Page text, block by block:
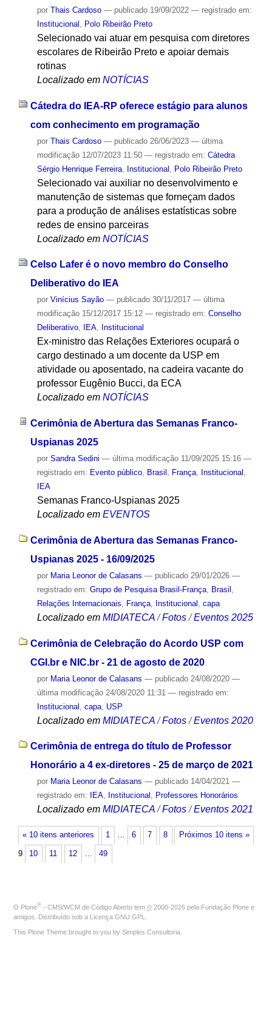
por Thais Cardoso — publicado19/09/2022 — registrado em:
Institucional , Polo Ribeirão Preto
Selecionado vai atuar em pesquisa com diretores
escolares de Ribeirão Preto e apoiar demais
rotinas
Localizado em NOTÍCIAS
Cátedra do IEA-RP oferece estágio para alunos
com conhecimento em programação
por Thais Cardoso — publicado26/06/2023 — última
modificação12/07/2023 11:50 — registrado em: Cátedra
Sérgio Henrique Ferreira, Institucional Polo Ribeirão Preto
Selecionado vai auxiliar no desenvolvimento e
manutenção de sistemas que forneçam dados
para a produção de análises estatísticas sobre
redes de ensino parceiras
Localizado em NOTÍCIAS
Celso Lafer é o novo membro do Conselho
Deliberativo do IEA
por Vinícius Sayão — publicado30/11/2017 — última
modificação15/12/2017 15:12 — registrado em: Conselho
Deliberativo, IEA, Institucional
Ex-ministro das Relações Exteriores ocupará o
cargo destinado a um docente da USP em
atividade ou aposentado, na cadeira vacante do
professor Eugênio Bucci, da ECA
Localizado em NOTÍCIAS
Cerimônia de Abertura das Semanas Franco-
Uspianas 2025
por Sandra Sedini — última modificação11/09/2025 15:16 —
registrado em: Evento público, Brasil , França, Institucional ,
IEA
Semanas Franco-Uspianas 2025
Localizado em EVENTOS
Cerimônia de Abertura das Semanas Franco-
Uspianas 2025 - 16/09/2025
por Maria Leonor de Calasans — publicado29/01/2026 —
registrado em: Grupo de Pesquisa Brasil-França, Brasil
Relações Internacionais
França, Institucional capa
Localizado em MIDIATECA /Fotos /Eventos 2025
Cerimônia de Celebração do Acordo USP com
CGI.br e NIC.br - 21 de agosto de 2020
por Maria Leonor de Calasans — publicado24/08/2020 —
última modificação24/08/2020 11:31 — registrado em:
Institucional capa, USP
Localizado em MIDIATECA /Fotos /Eventos 2020
Cerimônia de entrega do título de Professor
Honorário a 4 ex-diretores - 25 de março de 2021
por Maria Leonor de Calasans — publicado14/04/2021 —
registrado em:
IEA, Institucional , Professores Honorários
Localizado em MIDIATECA /Fotos /Eventos 2021
« 10 itens anteriores Próximos 10 itens »
1 … 6 7 8
9 10 11 12 … 49
O Plone® - CMS/WCM de Código Aberto tem © 2000-2026 pela Fundação Plone e
amigos. Distribuído sob a Licença GNU GPL
This Plone Theme brought to you by Simples Consultoria